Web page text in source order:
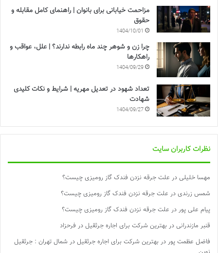
مزاحمت خیابانی برای بانوان | راهنمای کامل مقابله و
حقوق
1404/10/01
چرا زن و شوهر چند ماه رابطه ندارند؟ | علل، عواقب و
راهکارها
1404/09/29
تعداد شهود در تعدیل مهریه | شرایط و نکات کلیدی
شهادت
1404/09/27
نظرات کاربران سایت
مهسا خلیلی در علت جرقه نزدن فندک گاز رومیزی چیست؟
شمس زرندی در علت جرقه نزدن فندک گاز رومیزی چیست؟
پیام علی پور در علت جرقه نزدن فندک گاز رومیزی چیست؟
قنبر مازندرانی در بهترین شرکت برای اجاره جرثقیل در فرحزاد
فاضل عظمت پور در بهترین شرکت برای اجاره جرثقیل در شمال تهران : جرثقیل